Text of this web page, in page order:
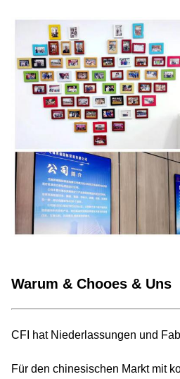
Warum & Chooes & Uns
CFI hat Niederlassungen und
Für den chinesischen Markt mit